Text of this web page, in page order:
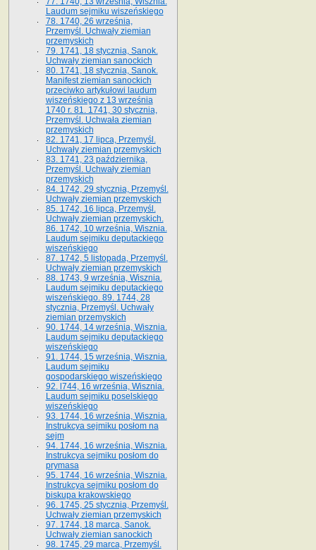
Laudum sejmiku wiszeńskiego
78. 1740, 26 września,
Przemyśl. Uchwały ziemian
przemyskich
79. 1741, 18 stycznia, Sanok.
Uchwały ziemian sanockich
80. 1741, 18 stycznia, Sanok.
Manifest ziemian sanockich
przeciwko artykułowi laudum
wiszeńskiego z 13 wrze­śnia
1740 r. 81. 1741, 30 stycznia,
Przemyśl. Uchwała ziemian
przemyskich
82. 1741, 17 lipca, Przemyśl.
Uchwały ziemian przemyskich
83. 1741, 23 października,
Przemyśl. Uchwały ziemian
przemyskich
84. 1742, 29 stycznia, Przemyśl.
Uchwały ziemian przemyskich
85. 1742, 16 lipca, Przemyśl.
Uchwały ziemian przemyskich.
86. 1742, 10 września, Wisznia.
Laudum sejmiku deputackiego
wiszeńskiego
87. 1742, 5 listopada, Przemyśl.
Uchwały ziemian przemyskich
88. 1743, 9 września, Wisznia.
Laudum sejmiku deputackiego
wiszeńskiego. 89. 1744, 28
stycznia, Przemyśl. Uchwały
ziemian przemyskich
90. 1744, 14 września, Wisznia.
Laudum sejmiku deputackiego
wiszeńskiego
91. 1744, 15 września, Wisznia.
Laudum sejmiku
gospodarskiego wiszeńskiego
92. l744, 16 września, Wisznia.
Laudum sejmiku poselskiego
wiszeńskiego
93. 1744, 16 września, Wisznia.
Instrukcya sejmiku posłom na
sejm
94. 1744, 16 września, Wisznia.
Instrukcya sejmiku posłom do
prymasa
95. 1744, 16 września, Wisznia.
Instrukcya sejmiku posłom do
biskupa krakowskiego
96. 1745, 25 stycznia, Przemyśl.
Uchwały ziemian przemyskich
97. 1744, 18 marca, Sanok.
Uchwały ziemian sanockich
98. 1745, 29 marca, Przemyśl.